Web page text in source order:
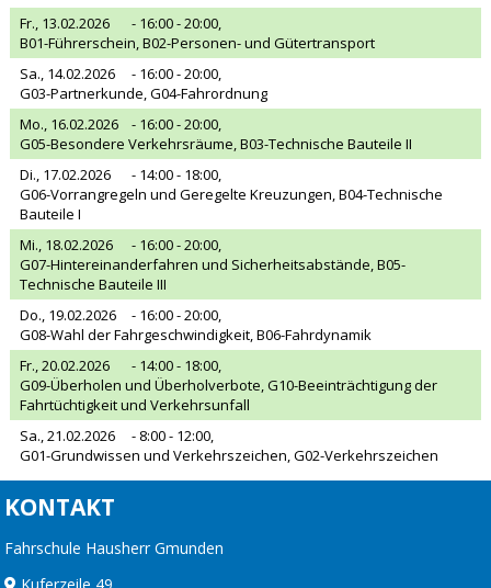
Fr., 13.02.2026
- 16:00 - 20:00,
B01-Führerschein, B02-Personen- und Gütertransport
Sa., 14.02.2026
- 16:00 - 20:00,
G03-Partnerkunde, G04-Fahrordnung
Mo., 16.02.2026
- 16:00 - 20:00,
G05-Besondere Verkehrsräume, B03-Technische Bauteile II
Di., 17.02.2026
- 14:00 - 18:00,
G06-Vorrangregeln und Geregelte Kreuzungen, B04-Technische
Bauteile I
Mi., 18.02.2026
- 16:00 - 20:00,
G07-Hintereinanderfahren und Sicherheitsabstände, B05-
Technische Bauteile III
Do., 19.02.2026
- 16:00 - 20:00,
G08-Wahl der Fahrgeschwindigkeit, B06-Fahrdynamik
Fr., 20.02.2026
- 14:00 - 18:00,
G09-Überholen und Überholverbote, G10-Beeinträchtigung der
Fahrtüchtigkeit und Verkehrsunfall
Sa., 21.02.2026
- 8:00 - 12:00,
G01-Grundwissen und Verkehrszeichen, G02-Verkehrszeichen
KONTAKT
Fahrschule Hausherr Gmunden
Kuferzeile 49